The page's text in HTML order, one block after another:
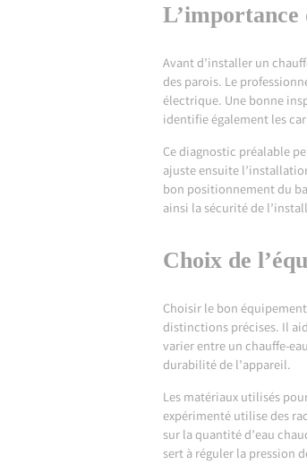
L’importance
Avant d’installer un
des parois. Le
électrique. Une bonne
identifie également les
Ce diagnostic préalable
ajuste ensuite
bon positionnement du
ainsi la sécurité de
Choix de
Choisir le bon
distinctions précises. Il
varier entre un chauffe-
durabilité de l’appareil.
Les matériaux utilisés
expérimenté utilise des
sur la quantité d’eau
sert à réguler la pression